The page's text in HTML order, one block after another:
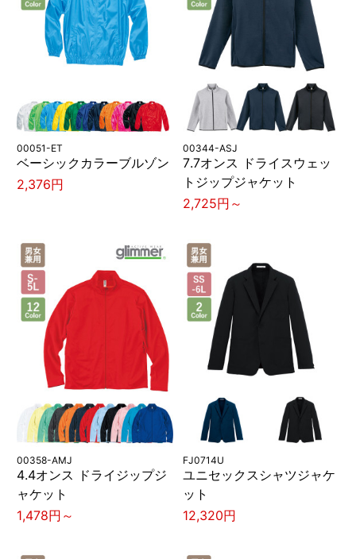
00051-ET
ベーシックカラーブルゾン
2,376円
00344-ASJ
7.7オンス ドライスウェッ
トジップジャケット
2,725円～
00358-AMJ
4.4オンス ドライジップジ
ャケット
1,478円～
FJ0714U
ユニセックスシャツジャケ
ット
12,320円